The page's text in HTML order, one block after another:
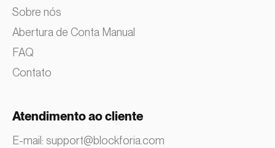
Sobre nós
Abertura de Conta Manual
FAQ
Contato
Atendimento ao cliente
E-mail: support@blockforia.com